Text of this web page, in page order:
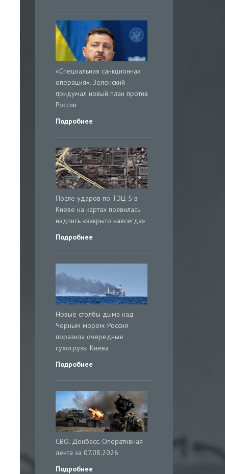
«Специальная санкционная
операция». Зеленский
придумал новый план против
России
Подробнее
После ударов по ТЭЦ-5 в
Киеве на картах появилась
надпись «закрыто навсегда»
Подробнее
Новые столбы дыма над
Чёрным морем: Россия
поразила очередные
сухогрузы Киева
Подробнее
СВО. Донбасс. Оперативная
лента за 07.08.2026
Подробнее